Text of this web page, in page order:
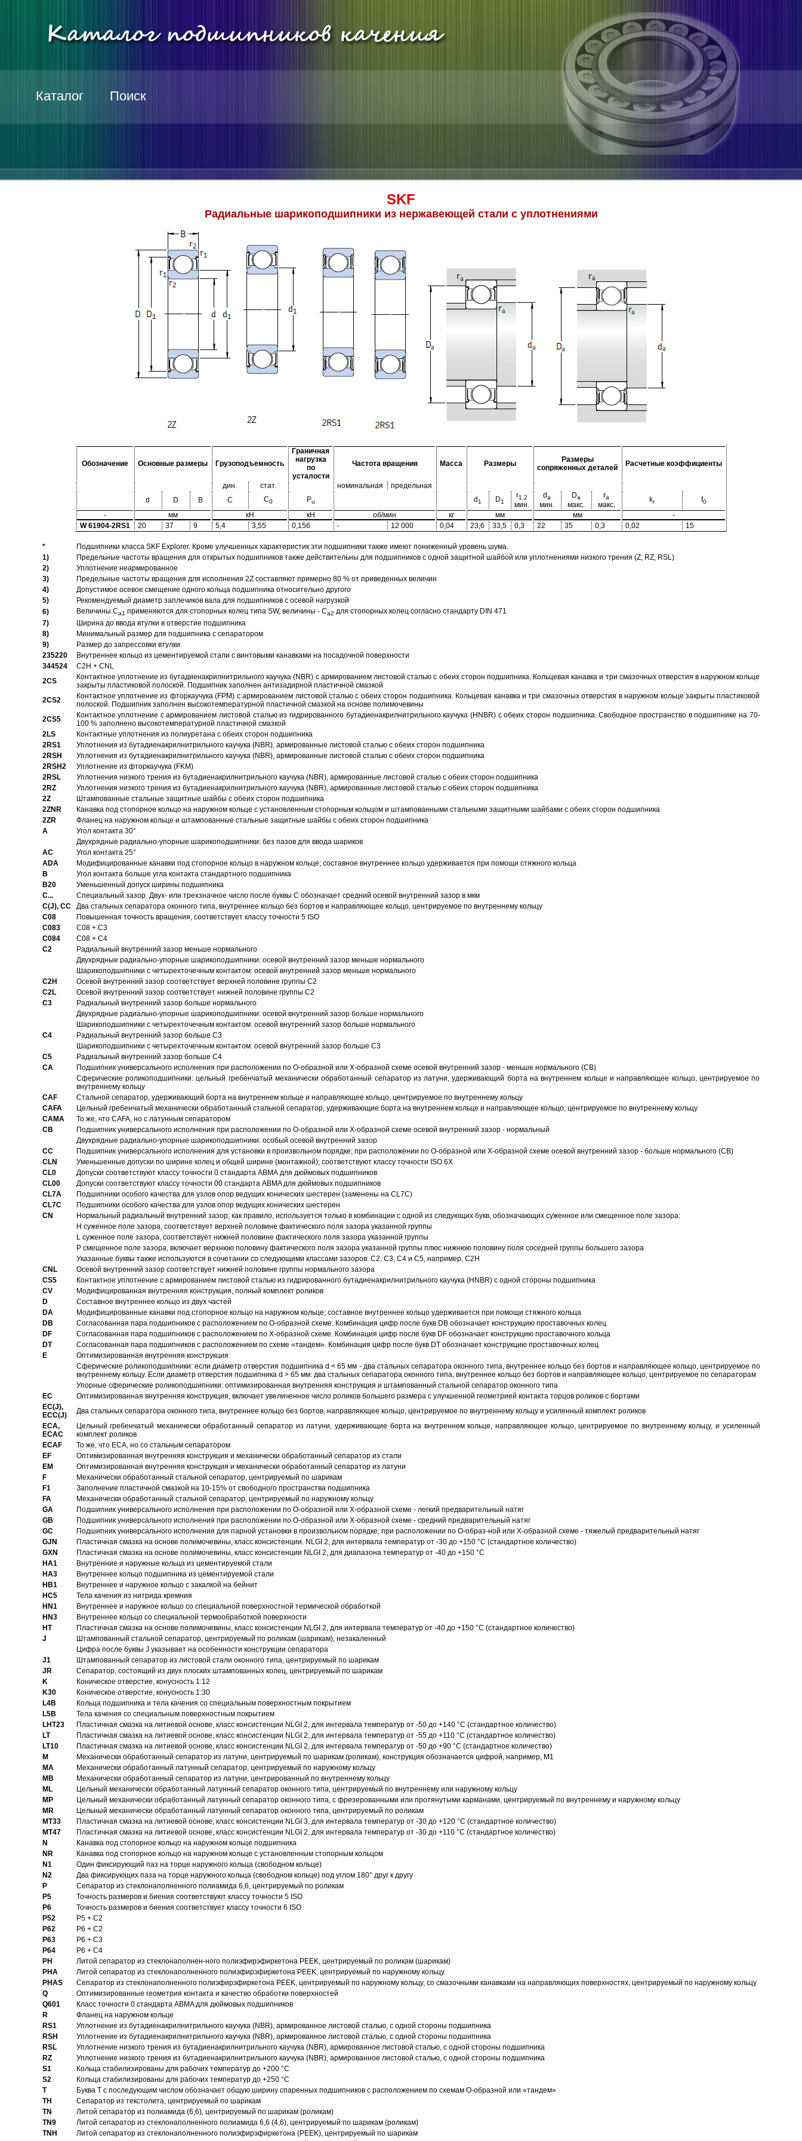
Каталог Поиск
SKF
Радиальные шарикоподшипники из нержавеющей стали с уплотнениями
Обозначение Основные размеры Грузоподъемность
Граничная
нагрузка
по
усталости
Частота вращения Масса Размеры
Размеры
сопряженных деталей
Расчетные коэффициенты
дин. стат. номинальная
предельная
d
D B C C0 Pu d1 D1
r1,2
мин.
da
мин.
Da
макс.
ra
макс.
kr f0
- мм кН кН об/мин кг мм мм
-
W 61904-2RS1
20 37 9 5,4 3,55 0,156 - 12 000 0,04 23,6 33,5 0,3 22 35 0,3 0,02 15
*
Подшипники класса SKF Explorer. Кроме улучшенных характеристик эти подшипники также имеют пониженный уровень шума.
1)
Предельные частоты вращения для открытых подшипников также действительны для подшипников с одной защитной шайбой или уплотнениями низкого трения (Z, RZ, RSL)
2)
Уплотнение неармированное
3)
Предельные частоты вращения для исполнения 2Z составляют примерно 80 % от приведенных величин
4)
Допустимое осевое смещение одного кольца подшипника относительно другого
5)
Рекомендуемый диаметр заплечиков вала для подшипников с осевой нагрузкой
6)
Величины Ca1 применяются для стопорных колец типа SW, величины - Ca2 для стопорных колец согласно стандарту DIN 471
7)
Ширина до ввода втулки в отверстие подшипника
8)
Минимальный размер для подшипника с сепаратором
9)
Размер до запрессовки втулки
235220
Внутреннее кольцо из цементируемой стали с винтовыми канавками на посадочной поверхности
344524
C2H + CNL
2CS
Контактное уплотнение из бутадиенакрилнитрильного каучука (NBR) с армированием листовой сталью с обеих сторон подшипника. Кольцевая канавка и три смазочных отверстия в наружном кольце
закрыты пластиковой полоской. Подшипник заполнен антизадирной пластичной смазкой
2CS2
Контактное уплотнение из фторкаучука (FPM) с армированием листовой сталью с обеих сторон подшипника. Кольцевая канавка и три смазочных отверстия в наружном кольце закрыты пластиковой
полоской. Подшипник заполнен высокотемпературной пластичной смазкой на основе полимочевины
2CS5
Контактное уплотнение с армированием листовой сталью из гидрированного бутадиенакрилнитрильного каучука (HNBR) с обеих сторон подшипника. Свободное пространство в подшипнике на 70-
100 % заполнено высокотемпературной пластичной смазкой
2LS
Контактные уплотнения из полиуретана с обеих сторон подшипника
2RS1
Уплотнения из бутадиенакрилнитрильного каучука (NBR), армированные листовой сталью с обеих сторон подшипника
2RSH
Уплотнения из бутадиенакрилнитрильного каучука (NBR), армированные листовой сталью с обеих сторон подшипника
2RSH2
Уплотнение из фторкаучука (FKM)
2RSL
Уплотнения низкого трения из бутадиенакрилнитрильного каучука (NBR), армированные листовой сталью с обеих сторон подшипника
2RZ
Уплотнения низкого трения из бутадиенакрилнитрильного каучука (NBR), армированные листовой сталью с обеих сторон подшипника
2Z
Штампованные стальные защитные шайбы с обеих сторон подшипника
2ZNR
Канавка под стопорное кольцо на наружном кольце с установленным стопорным кольцом и штампованными стальными защитными шайбами с обеих сторон подшипника
2ZR
Фланец на наружном кольце и штампованные стальные защитные шайбы с обеих сторон подшипника
A
Угол контакта 30°
Двухрядные радиально-упорные шарикоподшипники: без пазов для ввода шариков
AC
Угол контакта 25°
ADA
Модифицированные канавки под стопорное кольцо в наружном кольце; составное внутреннее кольцо удерживается при помощи стяжного кольца
B
Угол контакта больше угла контакта стандартного подшипника
B20
Уменьшенный допуск ширины подшипника
C...
Специальный зазор. Двух- или трехзначное число после буквы С обозначает средний осевой внутренний зазор в мкм
C(J), CC
Два стальных сепаратора оконного типа, внутреннее кольцо без бортов и направляющее кольцо, центрируемое по внутреннему кольцу
C08
Повышенная точность вращения, соответствует классу точности 5 ISO
C083
C08 + C3
C084
C08 + C4
C2
Pадиальный внутренний зазор меньше нормального
Двухрядные радиально-упорные шарикоподшипники: осевой внутренний зазор меньше нормального
Шарикоподшипники с четырехточечным контактом: осевой внутренний зазор меньше нормального
C2H
Осевой внутренний зазор соответствует верхней половине группы C2
C2L
Осевой внутренний зазор соответствует нижней половине группы C2
C3
Pадиальный внутренний зазор больше нормального
Двухрядные радиально-упорные шарикоподшипники: осевой внутренний зазор больше нормального
Шарикоподшипники с четырехточечным контактом: осевой внутренний зазор больше нормального
C4
Pадиальный внутренний зазор больше C3
Шарикоподшипники с четырехточечным контактом: осевой внутренний зазор больше C3
C5
Pадиальный внутренний зазор больше C4
CA
Подшипник универсального исполнения при расположении по О-образной или Х-образной схеме осевой внутренний зазор - меньше нормального (CB)
Сферические роликоподшипники: цельный гребенчатый механически обработанный сепаратор из латуни, удерживающий борта на внутреннем кольце и направляющее кольцо, центрируемое по
внутреннему кольцу
CAF
Стальной сепаратор, удерживающий борта на внутреннем кольце и направляющее кольцо, центрируемое по внутреннему кольцу
CAFA
Цельный гребенчатый механически обработанный стальной сепаратор, удерживающие борта на внутреннем кольце и направляющее кольцо, центрируемое по внутреннему кольцу
CAMA
То же, что CAFA, но с латунным сепаратором
CB
Подшипник универсального исполнения при расположении по О-образной или Х-образной схеме осевой внутренний зазор - нормальный
Двухрядные радиально-упорные шарикоподшипники: особый осевой внутренний зазор
CC
Подшипник универсального исполнения для установки в произвольном порядке; при расположении по О-образной или Х-образной схеме осевой внутренний зазор - больше нормального (CB)
CLN
Уменьшенные допуски по ширине колец и общей ширине (монтажной); соответствуют классу точности ISO 6X
CL0
Допуски соответствуют классу точности 0 стандарта АВМА для дюймовых подшипников
CL00
Допуски соответствуют классу точности 00 стандарта ABMA для дюймовых подшипников
CL7A
Подшипники особого качества для узлов опор ведущих конических шестерен (заменены на CL7C)
CL7C
Подшипники особого качества для узлов опор ведущих конических шестерен
CN
Hормальный радиальный внутренний зазор; как правило, используется только в комбинации с одной из следующих букв, обозначающих суженное или смещенное поле зазора:
H суженное поле зазора, соответствует верхней половине фактического поля зазора указанной группы
L суженное поле зазора, соответствует нижней половине фактического поля зазора указанной группы
P смещенное поле зазора, включает верхнюю половину фактического поля зазора указанной группы плюс нижнюю половину поля соседней группы большего зазора
Указанные буквы также используются в сочетании со следующими классами зазоров: С2, C3, С4 и С5, например, С2Н
CNL
Осевой внутренний зазор соответствует нижней половине группы нормального зазора
CS5
Контактное уплотнение с армированием листовой сталью из гидрированного бутадиенакрилнитрильного каучука (HNBR) с одной стороны подшипника
CV
Модифицированная внутренняя конструкция, полный комплект роликов
D
Составное внутреннее кольцо из двух частей
DA
Модифицированные канавки под стопорное кольцо на наружном кольце; составное внутреннее кольцо удерживается при помощи стяжного кольца
DB
Согласованная пара подшипников с расположением по О-образной схеме. Комбинация цифр после букв DB обозначает конструкцию проставочных колец
DF
Согласованная пара подшипников с расположением по Х-образной схеме. Комбинация цифр после букв DF обозначает конструкцию проставочного кольца
DT
Согласованная пара подшипников с расположением по схеме «тандем». Комбинация цифр после букв DT обозначает конструкцию проставочных колец
E
Оптимизированная внутренняя конструкция
Сферические роликоподшипники: если диаметр отверстия подшипника d < 65 мм - два стальных сепаратора оконного типа, внутреннее кольцо без бортов и направляющее кольцо, центрируемое по
внутреннему кольцу. Если диаметр отверстия подшипника d > 65 мм: два стальных сепаратора оконного типа, внутреннее кольцо без бортов и направляющее кольцо, центрируемое по сепараторам
Упорные сферические роликоподшипники: оптимизированная внутренняя конструкция и штампованный стальной сепаратор оконного типа
EC
Oптимизированная внутренняя конструкция, включает увеличенное число роликов большего размера с улучшенной геометрией контакта торцов роликов с бортами
EC(J),
ECC(J)
Два стальных сепаратора оконного типа, внутреннее кольцо без бортов, направляющее кольцо, центрируемое по внутреннему кольцу и усиленный комплект роликов
ECA,
ECAC
Цельный гребенчатый механически обработанный сепаратор из латуни, удерживающие борта на внутреннем кольце, направляющее кольцо, центрируемое по внутреннему кольцу, и усиленный
комплект роликов
ECAF
То же, что ECA, но со стальным сепаратором
EF
Оптимизированная внутренняя конструкция и механически обработанный сепаратор из стали
EM
Оптимизированная внутренняя конструкция и механически обработанный сепаратор из латуни
F
Механически обработанный стальной сепаратор, центрируемый по шарикам
F1
Заполнение пластичной смазкой на 10-15% от свободного пространства подшипника
FA
Механически обработанный стальной сепаратор, центрируемый по наружному кольцу
GA
Подшипник универсального исполнения при расположении по О-образной или Х-образной схеме - легкий предварительный натяг
GB
Подшипник универсального исполнения при расположении по О-образной или Х-образной схеме - средний предварительный натяг
GC
Подшипник универсального исполнения для парной установки в произвольном порядке; при расположении по О-образ-ной или Х-образной схеме - тяжелый предварительный натяг
GJN
Пластичная смазка на основе полимочевины, класс консистенции. NLGI 2, для интервала температур от -30 до +150 °C (стандартное количество)
GXN
Пластичная смазка на основе полимочевины, класс консистенции NLGI 2, для диапазона температур от -40 до +150 °C
HA1
Внутренние и наружные кольца из цементируемой стали
HA3
Bнутреннее кольцо подшипника из цементируемой стали
HB1
Bнутреннее и наружное кольцо с закалкой на бейнит
HC5
Тела качения из нитрида кремния
HN1
Bнутреннее и наружное кольцо со специальной поверхностной термической обработкой
HN3
Внутреннее кольцо со специальной термообработкой поверхности
HT
Пластичная смазка на основе полимочевины, класс консистенции NLGI 2, для интервала температур от -40 до +150 °C (стандартное количество)
J
Штампованный стальной сепаратор, центрируемый по роликам (шарикам), незакаленный
Цифра после буквы J указывает на особенности конструкции сепаратора
J1
Штампованный сепаратор из листовой стали оконного типа, центрируемый по шарикам
JR
Сепаратор, состоящий из двух плоских штампованных колец, центрируемый по шарикам
K
Коническое отверстие, конусность 1:12
K30
Коническое отверстие, конусность 1:30
L4B
Кольца подшипника и тела качения со специальным поверхностным покрытием
L5B
Тела качения со специальным поверхностным покрытием
LHT23
Пластичная смазка на литиевой основе, класс консистенции NLGI 2, для интервала температур от -50 до +140 °C (стандартное количество)
LT
Пластичная смазка на литиевой основе, класс консистенции NLGI 2, для интервала температур от -55 до +110 °C (стандартное количество)
LT10
Пластичная смазка на литиевой основе, класс консистенции NLGI 2, для интервала температур от -50 до +90 °C (стандартное количество)
M
Механически обработанный сепаратор из латуни, центрируемый по шарикам (роликам), конструкция обозначается цифрой, например, M1
MA
Механически обработанный латунный сепаратор, центрируемый по наружному кольцу
MB
Механически обработанный сепаратор из латуни, центрированный по внутреннему кольцу
ML
Цельный механически обработанный латунный сепаратор оконного типа, центрируемый по внутреннему или наружному кольцу
MP
Цельный механически обработанный латунный сепаратор оконного типа, с фрезерованными или протянутыми карманами, центрируемый по внутреннему и наружному кольцу
MR
Цельный механически обработанный латунный сепаратор оконного типа, центрируемый по роликам
MT33
Пластичная смазка на литиевой основе, класс консистенции NLGI 3, для интервала температур от -30 до +120 °C (стандартное количество)
MT47
Пластичная смазка на литиевой основе, класс консистенции NLGI 2, для интервала температур от -30 до +110 °C (стандартное количество)
N
Канавка под стопорное кольцо на наружном кольце подшипника
NR
Канавка под стопорное кольцо на наружном кольце с установленным стопорным кольцом
N1
Один фиксирующий паз на торце наружного кольца (свободном кольце)
N2
Два фиксирующих паза на торце наружного кольца (свободном кольце) под углом 180° друг к другу
P
Cепаратор из стеклонаполненного полиамида 6,6, центрируемый по роликам
P5
Точность размеров и биения соответствуют классу точности 5 ISO
P6
Точность размеров и биения соответствует классу точности 6 ISO
P52
P5 + C2
P62
P6 + C2
P63
P6 + C3
P64
P6 + C4
PH
Литой сепаратор из стеклонаполнен-ного полиэфирэфиркетона PEEK, центрируемый по роликам (шарикам)
PHA
Литой сепаратор из стеклонаполненного полиэфирэфиркетона PEEK, центрируемый по наружному кольцу
PHAS
Сепаратор из стеклонаполненного полиэфирэфиркетона PEEK, центрируемый по наружному кольцу, со смазочными канавками на направляющих поверхностях, центрируемый по наружному кольцу
Q
Оптимизированные геометрия контакта и качество обработки поверхностей
Q601
Класс точности 0 стандарта ABMA для дюймовых подшипников
R
Фланец на наружном кольце
RS1
Уплотнение из бутадиенакрилнитрильного каучука (NBR), армированное листовой сталью, с одной стороны подшипника
RSH
Уплотнение из бутадиенакрилнитрильного каучука (NBR), армированное листовой сталью, с одной стороны подшипника
RSL
Уплотнение низкого трения из бутадиенакрилнитрильного каучука (NBR), армированное листовой сталью, с одной стороны подшипника
RZ
Уплотнение низкого трения из бутадиенакрилнитрильного каучука (NBR), армированное листовой сталью, с одной стороны подшипника
S1
Кольца стабилизированы для рабочих температур до +200 °C
S2
Кольца стабилизированы для рабочих температур до +250 °C
T
Буква T с последующим числом обозначает общую ширину спаренных подшипников с расположением по схемам О-образной или «тандем»
TH
Сепаратор из текстолита, центрируемый по шарикам
TN
Литой сепаратор из полиамида (6,6), центрируемый по шарикам (роликам)
TN9
Литой сепаратор из стеклонаполненного полиамида 6,6 (4,6), центрируемый по шарикам (роликам)
TNH
Литой сепаратор из стеклонаполненного полиэфирэфиркетона (PEEK), центрируемый по шарикам